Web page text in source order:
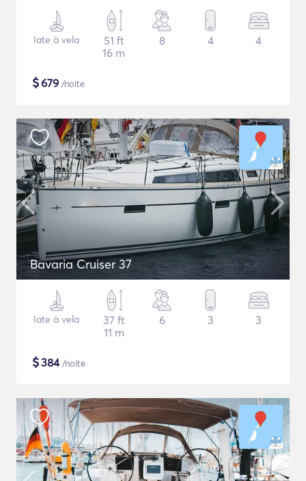
Iate à vela
51 ft
16 m
8 4 4
$679 /noite
Bavaria Cruiser 37
Iate à vela
37 ft
11 m
6 3 3
$384/noite